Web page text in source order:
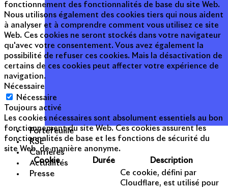
Portefeuille
RSE
Carrières
Actualités
Presse
fonctionnement des fonctionnalités de base du site Web.
Nous utilisons également des cookies tiers qui nous aident
à analyser et à comprendre comment vous utilisez ce site
Web. Ces cookies ne seront stockés dans votre navigateur
qu'avec votre consentement. Vous avez également la
possibilité de refuser ces cookies. Mais la désactivation de
certains de ces cookies peut affecter votre expérience de
navigation.
Nécessaire
Nécessaire
Toujours activé
Les cookies nécessaires sont absolument essentiels au bon
fonctionnement du site Web. Ces cookies assurent les
fonctionnalités de base et les fonctions de sécurité du
site Web, de manière anonyme.
Cookie
Durée Description
Ce cookie, défini par
Cloudflare, est utilisé pour